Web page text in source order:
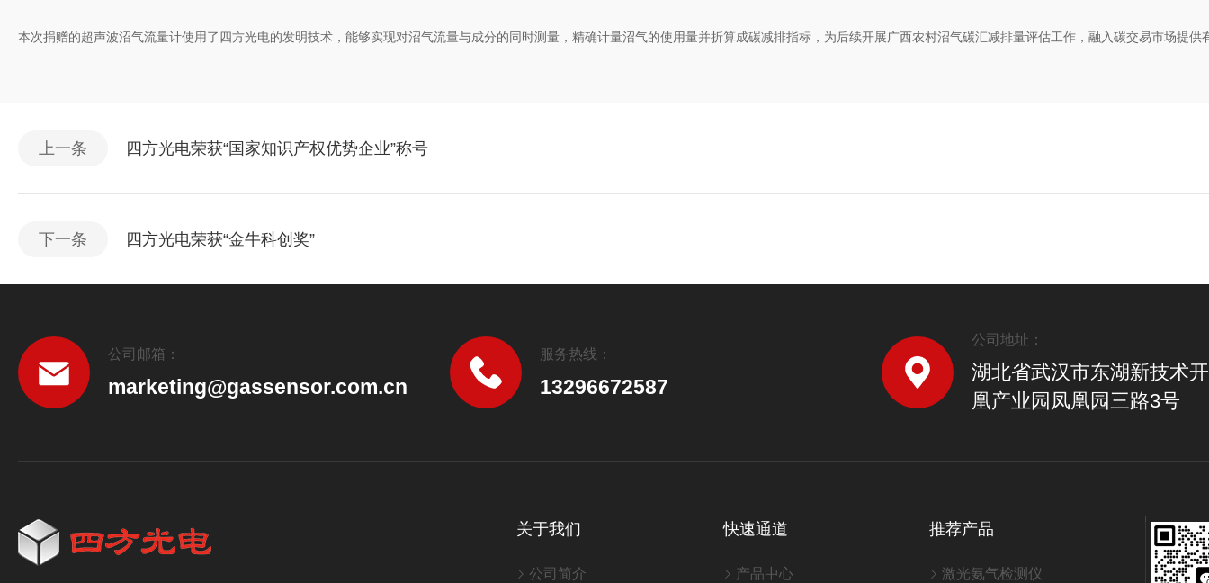
本次捐赠的超声波沼气流量计使用了四方光电的发明技术，能够实现对沼气流量与成分的同时测量，精确计量沼气的使用量并折算成碳减排指标，为后续开展广西农村沼气碳汇减排量评估工作，融入碳交易市场提供
上一条 四方光电荣获“国家知识产权优势企业”称号
下一条 四方光电荣获“金牛科创奖”
公司邮箱：
marketing@gassensor.com.cn
服务热线：
13296672587
公司地址：
湖北省武汉市东湖新技术
凰产业园凤凰园三路3号
关于我们
公司简介
快速通道
产品中心
推荐产品
激光氨气检测仪